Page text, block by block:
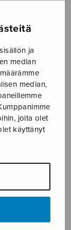
ja
median
median,
joita olet
käyttänyt